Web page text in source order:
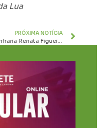
Lua
PRÓXIMA NOTÍCIA
Confraria Renata Figueiredo recebe a primeira parada das caravanas do Sabor de Bar nesta quinta-feira (26)